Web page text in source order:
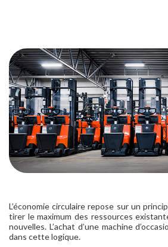
L’économie circulaire repose sur un
tirer le maximum des ressources
nouvelles. L’achat d’une machine
dans cette logique.